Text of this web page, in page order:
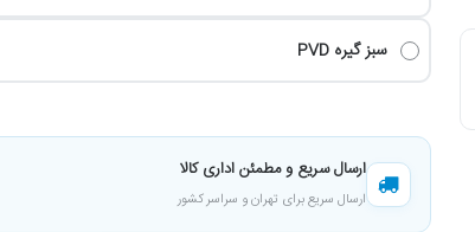
سبز گیره PVD
ارسال سریع و مطمئن اداری کالا
ارسال سریع برای تهران و سراسر کشور